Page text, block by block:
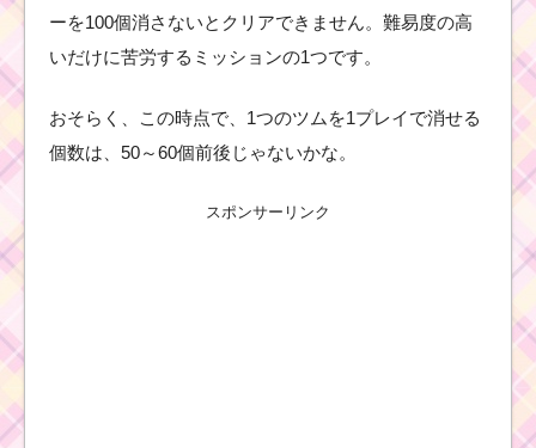
ーを100個消さないとクリアできません。難易度の高
いだけに苦労するミッションの1つです。
おそらく、この時点で、1つのツムを1プレイで消せる
個数は、50～60個前後じゃないかな。
スポンサーリンク